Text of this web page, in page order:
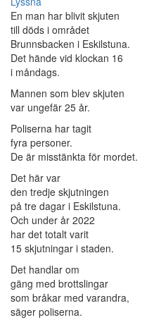
En man har blivit skjuten
till döds i området
Brunnsbacken i Eskilstuna.
Det hände vid klockan 16
i måndags.
Mannen som blev skjuten
var ungefär 25 år.
Poliserna har tagit
fyra personer.
De är misstänkta för mordet.
Det här var
den tredje skjutningen
på tre dagar i Eskilstuna.
Och under år 2022
har det totalt varit
15 skjutningar i staden.
Det handlar om
gäng med brottslingar
som bråkar med varandra,
säger poliserna.